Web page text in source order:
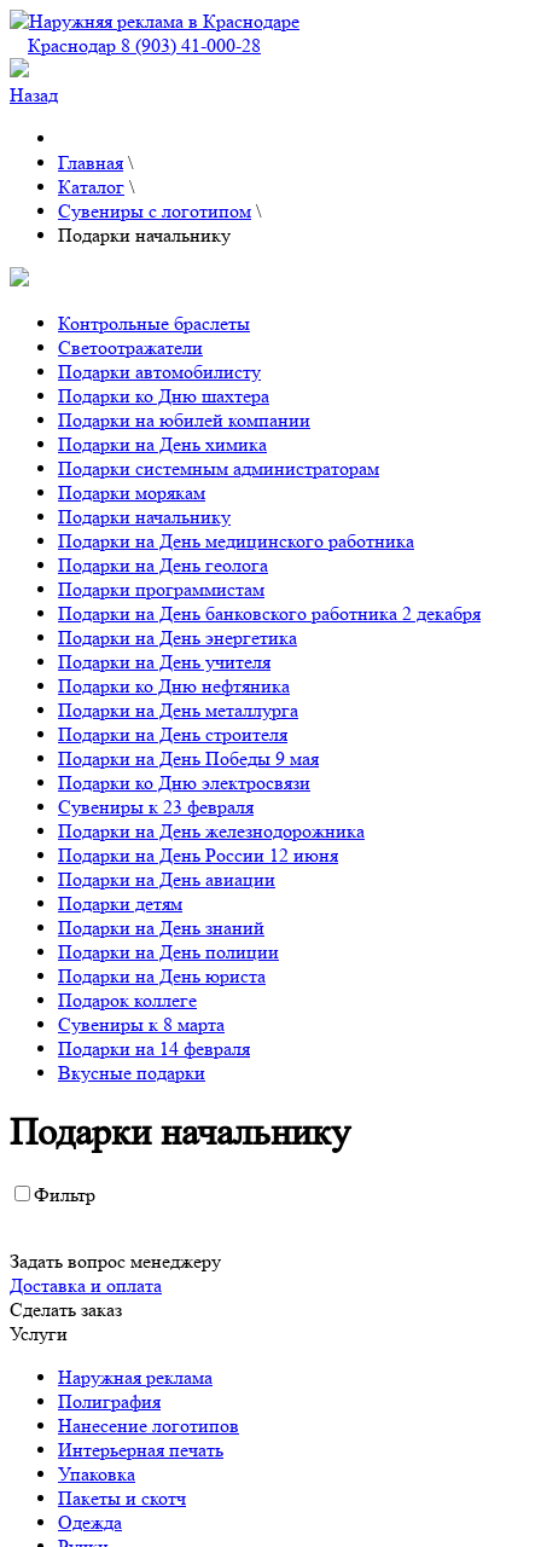
Краснодар 8 (903) 41-000-28
Назад
Главная \
Каталог \
Сувениры с логотипом \
Подарки начальнику
Контрольные браслеты
Светоотражатели
Подарки автомобилисту
Подарки ко Дню шахтера
Подарки на юбилей компании
Подарки на День химика
Подарки системным администраторам
Подарки морякам
Подарки начальнику
Подарки на День медицинского работника
Подарки на День геолога
Подарки программистам
Подарки на День банковского работника 2 декабря
Подарки на День энергетика
Подарки на День учителя
Подарки ко Дню нефтяника
Подарки на День металлурга
Подарки на День строителя
Подарки на День Победы 9 мая
Подарки ко Дню электросвязи
Сувениры к 23 февраля
Подарки на День железнодорожника
Подарки на День России 12 июня
Подарки на День авиации
Подарки детям
Подарки на День знаний
Подарки на День полиции
Подарки на День юриста
Подарок коллеге
Сувениры к 8 марта
Подарки на 14 февраля
Вкусные подарки
Подарки начальнику
Фильтр
Задать вопрос менеджеру
Доставка и оплата
Сделать заказ
Услуги
Наружная реклама
Полиграфия
Нанесение логотипов
Интерьерная печать
Упаковка
Пакеты и скотч
Одежда